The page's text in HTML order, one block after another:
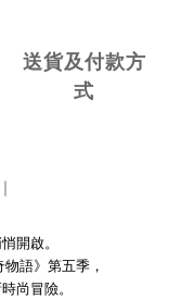
送貨及付款方
式
｜
開啟。
語》第五季，
尚冒險。